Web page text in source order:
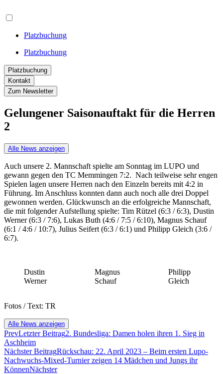
Platzbuchung
Platzbuchung
Platzbuchung
Kontakt
Zum Newsletter
Gelungener Saisonauftakt für die Herren
2
Alle News anzeigen
Auch unsere 2. Mannschaft spielte am Sonntag im LUPO und
gewann gegen den TC Memmingen 7:2. Nach teilweise sehr engen
Spielen lagen unsere Herren nach den Einzeln bereits mit 4:2 in
Führung. Im Anschluss konnten dann auch noch alle drei Doppel
gewonnen werden. Glückwunsch an die erfolgreiche Mannschaft,
die mit folgender Aufstellung spielte: Tim Rützel (6:3 / 6:3), Dustin
Werner (6:3 / 7:6), Lukas Buth (4:6 / 7:5 / 6:10), Magnus Schauf
(6:1 / 4:6 / 10:7), Julius Seifert (6:3 / 6:1) und Philipp Gleich (3:6 /
6:7).
Dustin
Werner
Magnus
Schauf
Philipp
Gleich
Fotos / Text: TR
Alle News anzeigen
PrevLetzter Beitrag2. Bundesliga: Damen holen ihren 1. Sieg in
Aschheim
Nächster BeitragRückschau: 22. April 2023 – Beim ersten Lupo-
Nachwuchs-Mixed-Turnier zeigen 14 Mädchen und Jungs ihr
KönnenNächster